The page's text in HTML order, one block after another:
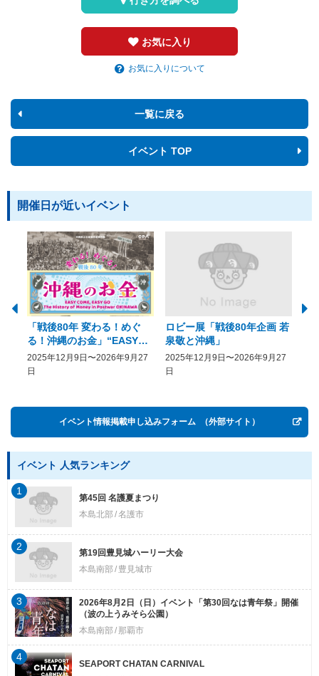
お気に入り
お気に入りについて
一覧に戻る
イベント TOP
開催日が近いイベント
「戦後80年 変わる！めぐ
る！沖縄のお金」“EASY
COME, EASY GO － The
History of Money in
2025年12月9日〜2026年9月27
日
ロビー展「戦後80年企画 若
泉敬と沖縄」
2025年12月9日〜2026年9月27
日
イベント情報掲載申し込みフォーム （外部サイト）
イベント 人気ランキング
第45回 名護夏まつり
本島北部 名護市
1
第19回豊見城ハーリー大会
本島南部
豊見城市
2
2026年8月2日（日）イベント「第30回なは青年祭」開催
（波の上うみそら公園）
本島南部
那覇市
3
SEAPORT CHATAN CARNIVAL
4